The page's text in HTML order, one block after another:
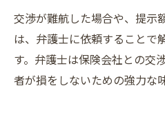
交渉が難航した場合や、提示
は、弁護士に依頼することで
す。弁護士は保険会社との交
者が損をしないための強力な